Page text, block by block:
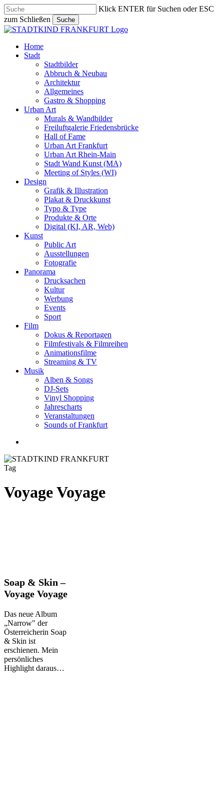
Skip
to
main
content
Klick ENTER für Suchen oder ESC
zum Schließen
Suche
Close
search
Menu
Home
Stadt
Stadtbilder
Abbruch & Neubau
Architektur
Allgemeines
Gastro & Shopping
Urban Art
Murals & Wandbilder
Freiluftgalerie Friedensbrücke
Hall of Fame
Urban Art Frankfurt
Urban Art Rhein-Main
Stadt Wand Kunst (MA)
Meeting of Styles (WI)
Design
Grafik & Illustration
Plakat & Druckkunst
Typo & Type
Produkte & Orte
Digital (KI, AR, Web)
Kunst
Public Art
Ausstellungen
Fotografie
Panorama
Drucksachen
Kultur
Werbung
Events
Sport
Film
Dokus & Reportagen
Filmfestivals & Filmreihen
Animationsfilme
Streaming & TV
Musik
Alben & Songs
DJ-Sets
Vinyl Shopping
Jahrescharts
Veranstaltungen
Sounds of Frankfurt
Tag
Voyage Voyage
Soap
&
Skin
Voyage
Voyage
Soap & Skin –
Voyage Voyage
Das neue Album
„Narrow" der
Österreicherin Soap
& Skin ist
erschienen. Mein
persönliches
Highlight daraus…